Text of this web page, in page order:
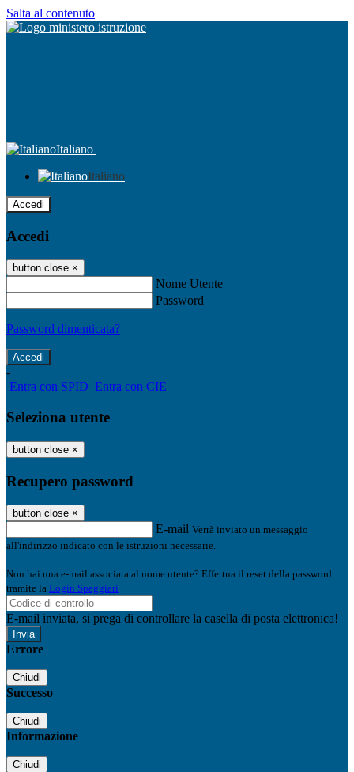
Salta al contenuto
Italiano
Italiano
Accedi
Accedi
button close ×
Nome Utente
Password
Password dimenticata?
-
Entra con SPID Entra con CIE
Seleziona utente
button close ×
Recupero password
button close ×
E-mail Verrà inviato un messaggio
all'indirizzo indicato con le istruzioni necessarie.
Non hai una e-mail associata al nome utente? Effettua il reset della password
tramite la Login Spaggiari
E-mail inviata, si prega di controllare la casella di posta elettronica!
Errore
Chiudi
Successo
Chiudi
Informazione
Chiudi